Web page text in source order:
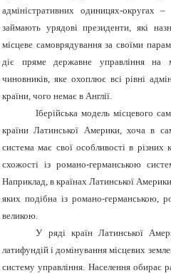
адміністративних одиницях-округах
займають урядові президенти, які
місцеве самоврядування за своїми
діє пряме державне управління на
чиновників, яке охоплює всі рівні
країни, чого немає в Англії.
Іберійська модель місцевого
країни Латинської Америки, хоча в
система має свої особливості в різних
схожості із романо-германською
Наприклад, в країнах Латинської
яких подібна із романо-германською,
великою.
У ряді країн Латинської
латифундій і домінування місцевих
систему управління. Населення обирає